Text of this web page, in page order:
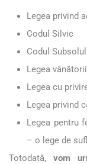
Legea privind
Codul Silvic
Codul
Legea
Legea cu
Legea privind
Legea pentru
– o lege de
Totodată, vom